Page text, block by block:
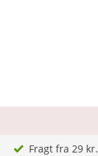
Fragt fra 29 kr.